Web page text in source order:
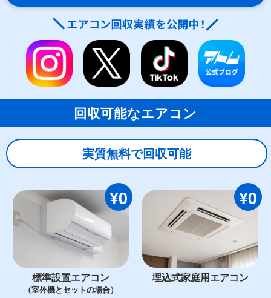
回収可能なエアコン
実質無料で回収可能
¥0
標準設置エアコン
（室外機とセットの場合）
¥0
埋込式家庭用エアコン